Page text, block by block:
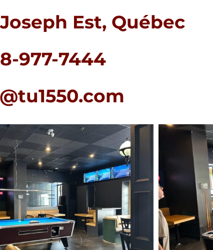
Est, Québec
977-7444